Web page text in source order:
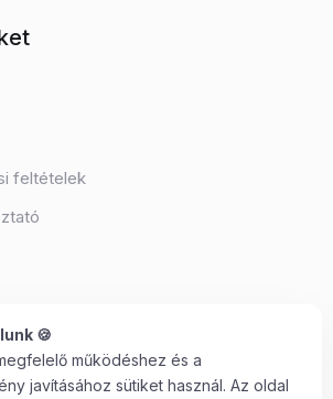
feltételek
🍪
működéshez és a
javításához sütiket használ. Az oldal